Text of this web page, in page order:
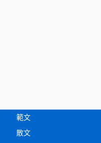
範文
散文